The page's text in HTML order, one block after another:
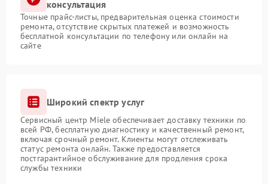
консультация
Точные прайс-листы, предварительная оценка стоимости
ремонта, отсутствие скрытых платежей и возможность
бесплатной консультации по телефону или онлайн на
сайте
Широкий спектр услуг
Сервисный центр Miele обеспечивает доставку техники по
всей РФ, бесплатную диагностику и качественный ремонт,
включая срочный ремонт. Клиенты могут отслеживать
статус ремонта онлайн. Также предоставляется
постгарантийное обслуживание для продления срока
службы техники